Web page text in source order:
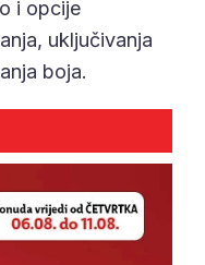
i opcije
uključivanja
boja.